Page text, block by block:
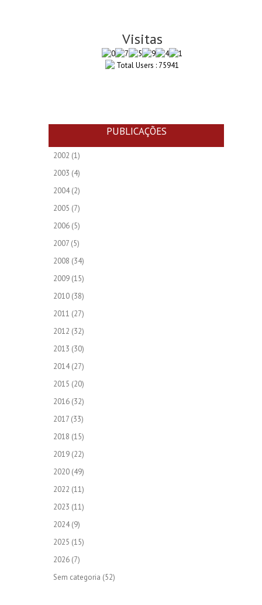
Visitas
Total Users : 75941
PUBLICAÇÕES
2002 (1)
2003 (4)
2004(2)
2005 (7)
2006 (5)
2007 (5)
2008 (34)
2009 (15)
2010 (38)
2011 (27)
2012 (32)
2013 (30)
2014(27)
2015 (20)
2016 (32)
2017 (33)
2018 (15)
2019 (22)
2020 (49)
2022 (11)
2023 (11)
2024(9)
2025 (15)
2026 (7)
Sem categoria (52)